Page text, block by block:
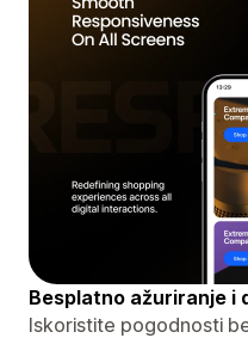
Besplatno ažuriranje i
Iskoristite pogodnosti